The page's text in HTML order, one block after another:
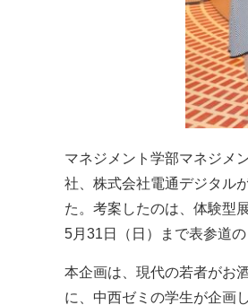
マネジメント学部マネジメ
社、株式会社電通デジタル
た。考案したのは、体験型
5月31日（日）まで表参道
本企画は、現代の若者がお
に、中西ゼミの学生が企画